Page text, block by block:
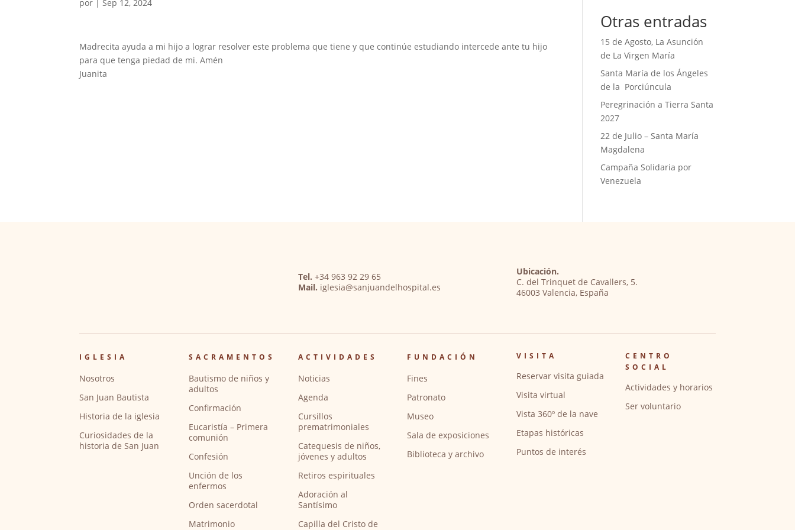
por Sep 12, 2024
Madrecita ayuda a mi hijo a lograr resolver este problema que tiene y que continúe estudiando intercede ante tu hijo
para que tenga piedad de mi. Amén
Juanita
Otras entradas
15 de Agosto, La Asunción
de La Virgen María
Santa María de los Ángeles
de la Porciúncula
Peregrinación a Tierra Santa
2027
22 de Julio – Santa María
Magdalena
Campaña Solidaria por
Venezuela
Tel. +34 963 92 29 65
Mail. iglesia@sanjuandelhospital.es
Ubicación.
C. del Trinquet de Cavallers, 5.
46003 Valencia, España
IGLESIA
Nosotros
San Juan Bautista
Historia de la iglesia
Curiosidades de la
historia de San Juan
SACRAMENTOS
Bautismo de niños y
adultos
Confirmación
Eucaristía – Primera
comunión
Confesión
Unción de los
enfermos
Orden sacerdotal
Matrimonio
ACTIVIDADES
Noticias
Agenda
Cursillos
prematrimoniales
Catequesis de niños,
jóvenes y adultos
Retiros espirituales
Adoración al
Santísimo
Capilla del Cristo de
FUNDACIÓN
Fines
Patronato
Museo
Sala de exposiciones
Biblioteca y archivo
VISITA
Reservar visita guiada
Visita virtual
Vista 360º de la nave
Etapas históricas
Puntos de interés
CENTRO
SOCIAL
Actividades y horarios
Ser voluntario